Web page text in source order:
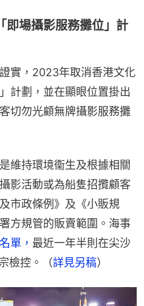
場攝影服務攤位」計
實，2023年取消香港文化
計劃，並在顯眼位置掛出
切勿光顧無牌攝影服務攤
維持環境衞生及根據相關
影活動或為船隻招攬顧客
市政條例》及《小販規
方規管的販賣範圍。海事
單， 最近一年半則在尖沙
檢控。（詳見另稿）